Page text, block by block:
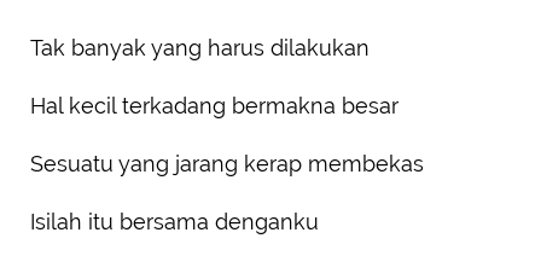
Tak banyak yang harus dilakukan
Hal kecil terkadang bermakna besar
Sesuatu yang jarang kerap membekas
Isilah itu bersama denganku